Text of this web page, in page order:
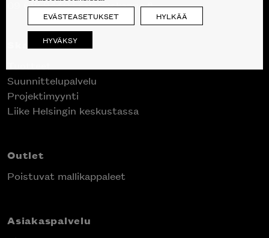
09 612 9440|sales@skanno.fi
Skanno
Suunnittelupalvelu
Projektimyynti
Liike Helsingin keskustassa
Outlet
Poistuvat mallikappaleet
Asiakaspalvelu
EVÄSTEASETUKSET HYLKÄÄ
HYVÄKSY